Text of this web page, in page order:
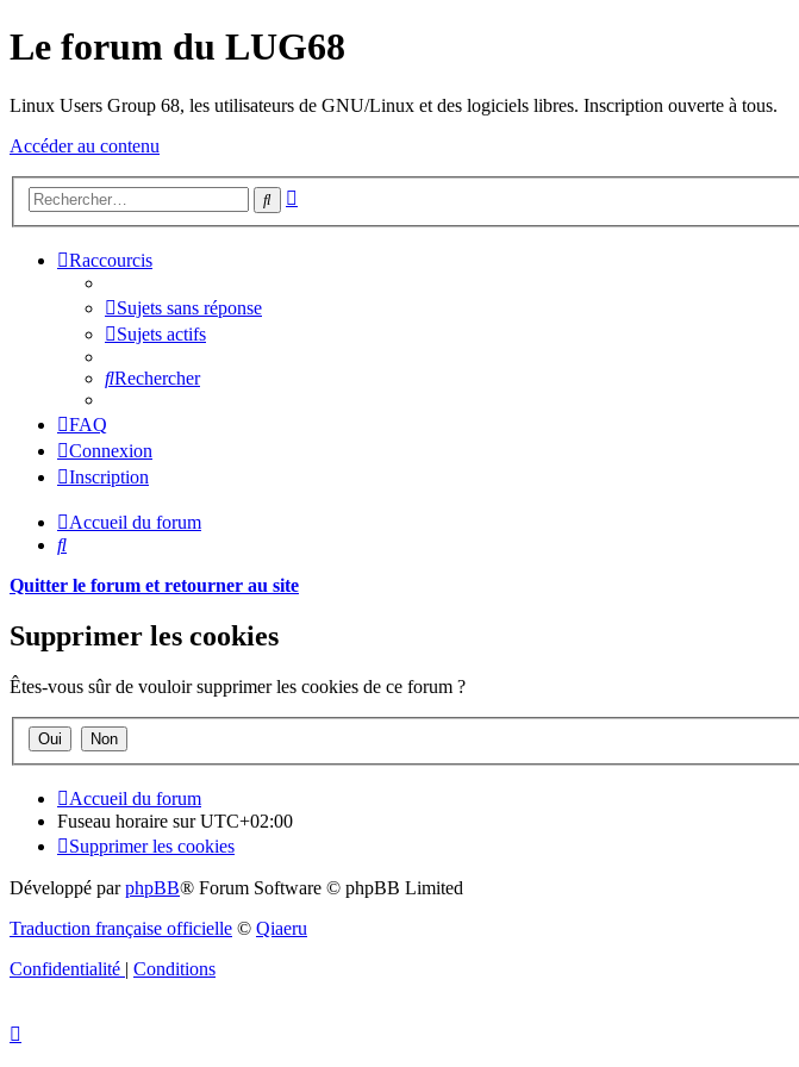
Le forum du LUG68
Linux Users Group 68, les utilisateurs de GNU/Linux et des logiciels libres. Inscription ouverte à tous.
Accéder au contenu
Rechercher
Raccourcis
Sujets sans réponse
Sujets actifs
Rechercher
FAQ
Connexion
Inscription
Accueil du forum
Rechercher
Quitter le forum et retourner au site
Supprimer les cookies
Êtes-vous sûr de vouloir supprimer les cookies de ce forum ?
Accueil du forum
Fuseau horaire surUTC+02:00
Supprimer les cookies
Développé parphpBB® Forum Software © phpBB Limited
Traduction française officielle © Qiaeru
Confidentialité | Conditions